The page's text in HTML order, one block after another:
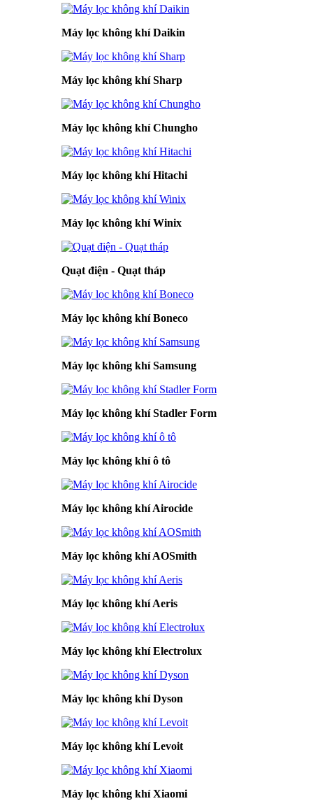
Máy lọc không khí Daikin
Máy lọc không khí Sharp
Máy lọc không khí Chungho
Máy lọc không khí Hitachi
Máy lọc không khí Winix
Quạt điện - Quạt tháp
Máy lọc không khí Boneco
Máy lọc không khí Samsung
Máy lọc không khí Stadler Form
Máy lọc không khí ô tô
Máy lọc không khí Airocide
Máy lọc không khí AOSmith
Máy lọc không khí Aeris
Máy lọc không khí Electrolux
Máy lọc không khí Dyson
Máy lọc không khí Levoit
Máy lọc không khí Xiaomi